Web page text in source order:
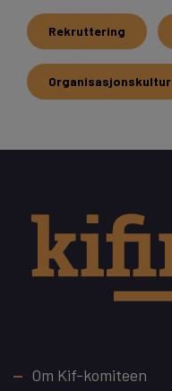
Rekruttering
Organisasjonskultur
Footer
Om Kif-komiteen